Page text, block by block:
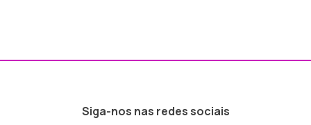
Siga-nos nas redes sociais